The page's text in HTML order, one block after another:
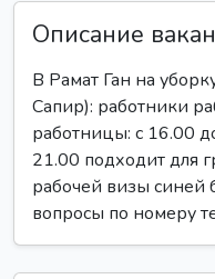
Описание
В Рамат Ган на
Сапир): работники
работницы: с 16.00
21.00 подходит для
рабочей визы синей
вопросы по номеру